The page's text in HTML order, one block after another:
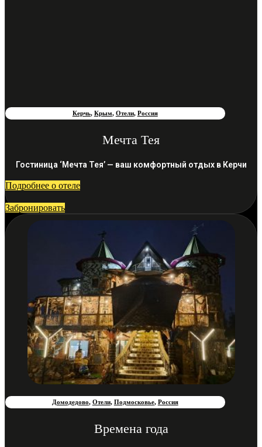
Керчь, Крым, Отели, Россия
Мечта Тея
Гостиница ‘Мечта Тея’ — ваш комфортный отдых в Керчи
Подробнее о отеле
Забронировать
Домодедово, Отели, Подмосковье, Россия
Времена года